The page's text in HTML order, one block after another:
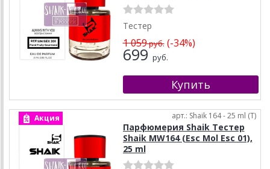
Тестер
1 059руб.(-34%)
699 руб.
Акция арт.: Shaik 164 - 25 ml (T)
Парфюмерия Shaik Тестер
Shaik MW164 (Esc Mol Esc 01),
25 ml